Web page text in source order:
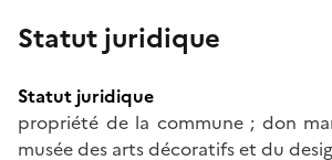
Statut juridique
Statut juridique
propriété de la commune ; don
musée des arts décoratifs et du